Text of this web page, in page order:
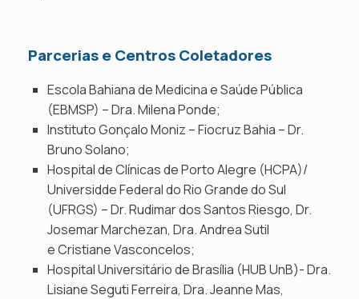
Parcerias e Centros Coletadores
Escola Bahiana de Medicina e Saúde Pública
(EBMSP) – Dra. Milena Ponde;
Instituto Gonçalo Moniz – Fiocruz Bahia – Dr.
Bruno Solano;
Hospital de Clínicas de Porto Alegre (HCPA)/
Universidde Federal do Rio Grande do Sul
(UFRGS) – Dr. Rudimar dos Santos Riesgo, Dr.
Josemar Marchezan, Dra. Andrea Sutil
e Cristiane Vasconcelos;
Hospital Universitário de Brasília (HUB UnB)- Dra.
Lisiane Seguti Ferreira, Dra. Jeanne Mas,